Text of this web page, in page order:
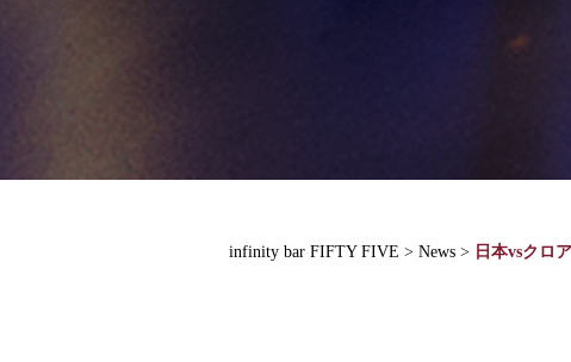
infinity bar FIFTY FIVE > News > 日本vsクロ